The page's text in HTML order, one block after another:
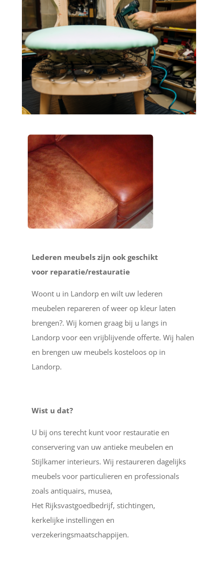
Lederen meubels zijn ook geschikt
voor reparatie/restauratie
Woont u in Landorp en wilt uw lederen
meubelen repareren of weer op kleur laten
brengen?. Wij komen graag bij u langs in
Landorp voor een vrijblijvende offerte. Wij halen
en brengen uw meubels kosteloos op in
Landorp.
Wist u dat?
U bij ons terecht kunt voor restauratie en
conservering van uw antieke meubelen en
Stijlkamer interieurs. Wij restaureren dagelijks
meubels voor particulieren en professionals
zoals antiquairs, musea,
Het Rijksvastgoedbedrijf, stichtingen,
kerkelijke instellingen en
verzekeringsmaatschappijen.